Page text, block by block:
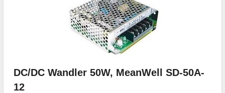
DC/DC Wandler 50W, MeanWell SD-50A-
12